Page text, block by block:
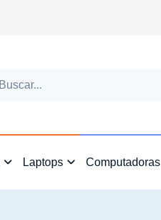
Laptops Computadoras